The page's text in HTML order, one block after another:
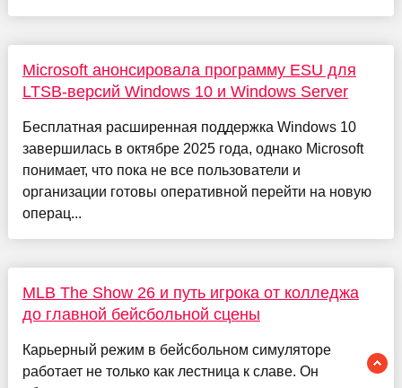
Microsoft анонсировала программу ESU для
LTSB-версий Windows 10 и Windows Server
Бесплатная расширенная поддержка Windows 10
завершилась в октябре 2025 года, однако Microsoft
понимает, что пока не все пользователи и
организации готовы оперативной перейти на новую
операц...
MLB The Show 26 и путь игрока от колледжа
до главной бейсбольной сцены
Карьерный режим в бейсбольном симуляторе
работает не только как лестница к славе. Он